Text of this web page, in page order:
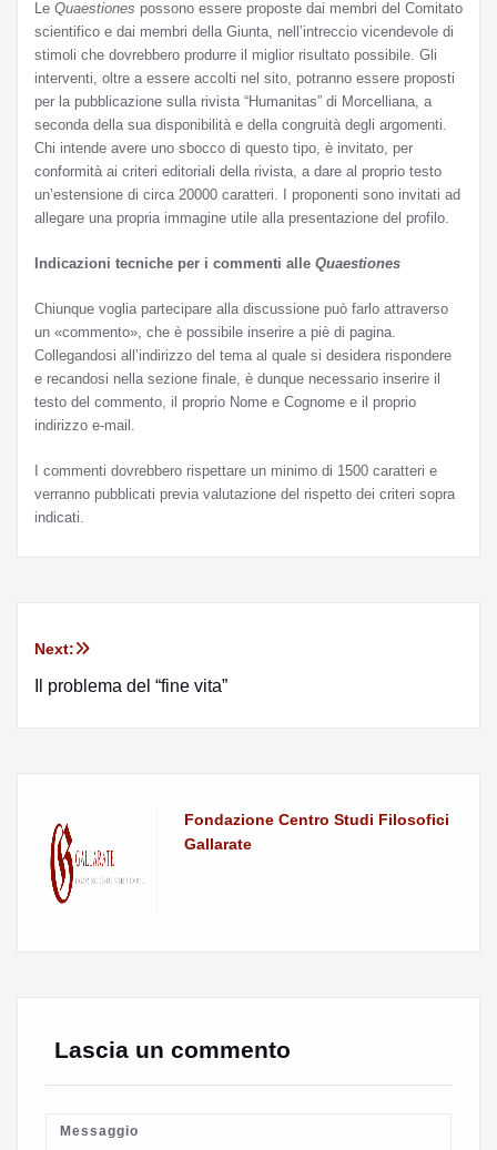
Le Quaestiones possono essere proposte dai membri del Comitato
scientifico e dai membri della Giunta, nell’intreccio vicendevole di
stimoli che dovrebbero produrre il miglior risultato possibile. Gli
interventi, oltre a essere accolti nel sito, potranno essere proposti
per la pubblicazione sulla rivista “Humanitas” di Morcelliana, a
seconda della sua disponibilità e della congruità degli argomenti.
Chi intende avere uno sbocco di questo tipo, è invitato, per
conformità ai criteri editoriali della rivista, a dare al proprio testo
un’estensione di circa 20000 caratteri. I proponenti sono invitati ad
allegare una propria immagine utile alla presentazione del profilo.
Indicazioni tecniche per i commenti alle Quaestiones
Chiunque voglia partecipare alla discussione può farlo attraverso
un «commento», che è possibile inserire a piè di pagina.
Collegandosi all’indirizzo del tema al quale si desidera rispondere
e recandosi nella sezione finale, è dunque necessario inserire il
testo del commento, il proprio Nome e Cognome e il proprio
indirizzo e-mail.
I commenti dovrebbero rispettare un minimo di 1500 caratteri e
verranno pubblicati previa valutazione del rispetto dei criteri sopra
indicati.
Next:
Il problema del “fine vita”
Fondazione Centro Studi Filosofici
Gallarate
Lascia un commento